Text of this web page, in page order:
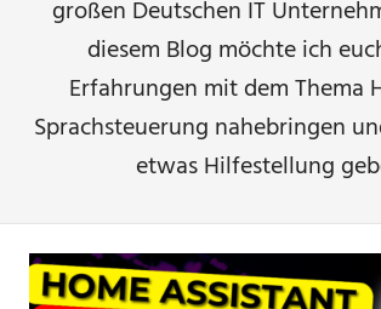
großen Deutschen IT
diesem Blog möchte ich
Erfahrungen mit dem Thema
Sprachsteuerung nahebringen
etwas Hilfestellung